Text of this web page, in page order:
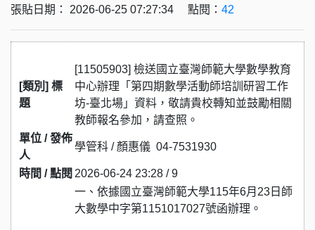
張貼日期： 2026-06-25 07:27:34 點閱： 42
[類別] 標
題
[11505903] 檢送國立臺灣師範大學數學教育
中心辦理「第四期數學活動師培訓研習工作
坊-臺北場」資料，敬請貴校轉知並鼓勵相關
教師報名參加，請查照。
單位 / 發佈
人
學管科 / 顏惠儀 04-7531930
時間 / 點閱 2026-06-24 23:28 / 9
一、依據國立臺灣師範大學115年6月23日師
大數學中字第1151017027號函辦理。